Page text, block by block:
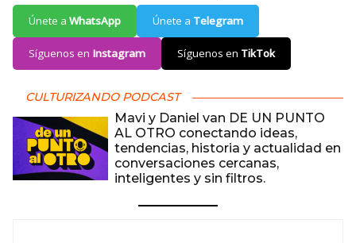
Únete a WhatsApp Únete a Telegram
Síguenos en Instagram Síguenos en TikTok
CULTURIZANDO PODCAST
Mavi y Daniel van DE UN PUNTO
AL OTRO conectando ideas,
tendencias, historia y actualidad en
conversaciones cercanas,
inteligentes y sin filtros.